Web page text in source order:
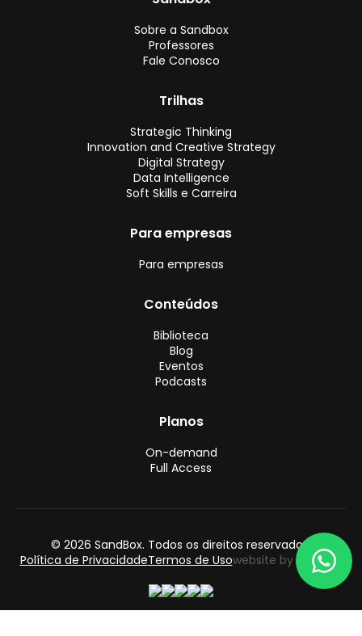
Sobre a Sandbox
Professores
Fale Conosco
Trilhas
Strategic Thinking
Innovation and Creative Strategy
Digital Strategy
Data Intelligence
Soft Skills e Carreira
Para empresas
Para empresas
Conteúdos
Biblioteca
Blog
Eventos
Podcasts
Planos
On-demand
Full Access
© 2026 SandBox. Todos os direitos reservados.
Política de PrivacidadeTermos de Usowebsite by follow55